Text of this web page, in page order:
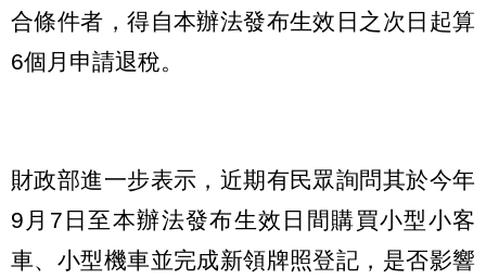
合條件者，得自本辦法發布生效日之次日起算
6個月申請退稅。
財政部進一步表示，近期有民眾詢問其於今年
9月7日至本辦法發布生效日間購買小型小客
車、小型機車並完成新領牌照登記，是否影響